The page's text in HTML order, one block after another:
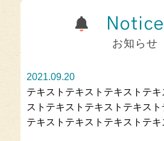
Notice
お知らせ
2021.09.20
テキストテキストテキストテ
ストテキストテキストテキスト
テキストテキストテキストテキ